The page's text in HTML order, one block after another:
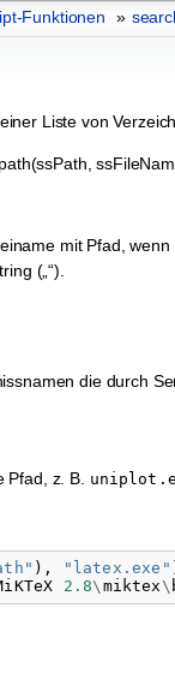
Funktionen »
Liste von
mit Pfad, wenn
(„“).
die durch
Pfad, z. B.
), " latex.exe"
2.8\ miktex \